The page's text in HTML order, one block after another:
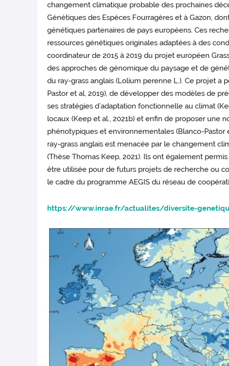
changement climatique probable des prochaines
Génétiques des Espèces Fourragères et à Gazon,
génétiques partenaires de pays européens. Ces
ressources génétiques originales adaptées à des
coordinateur de 2015 à 2019 du projet européen
des approches de génomique du paysage et de
du ray-grass anglais (Lolium perenne L.). Ce projet a
Pastor et al, 2019), de développer des modèles de
ses stratégies d’adaptation fonctionnelle au climat
locaux (Keep et al., 2021b) et enfin de proposer
phénotypiques et environnementales (Blanco-Pastor
ray-grass anglais est menacée par le changement
(Thèse Thomas Keep, 2021). Ils ont également
être utilisée pour de futurs projets de recherche ou
le cadre du programme AEGIS du réseau de
https://www.inrae.fr/actualites/diversite-